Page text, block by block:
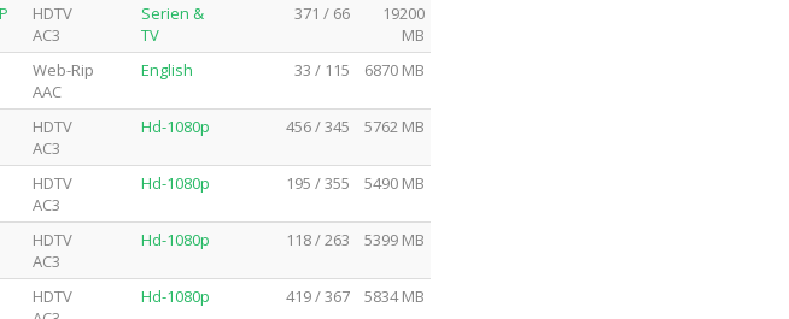
HDTV
AC3
Serien &
TV
371 / 66
19200
MB
Web-Rip
AAC
English 33 / 115 6870 MB
HDTV
AC3
Hd-1080p 456 / 345 5762 MB
HDTV
AC3
Hd-1080p 195 / 355 5490 MB
HDTV
AC3
Hd-1080p 118 / 263 5399 MB
HDTV
Hd-1080p 419 / 367 5834 MB